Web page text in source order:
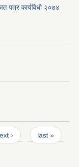
पत्र कार्यविधी २०७४
› last »